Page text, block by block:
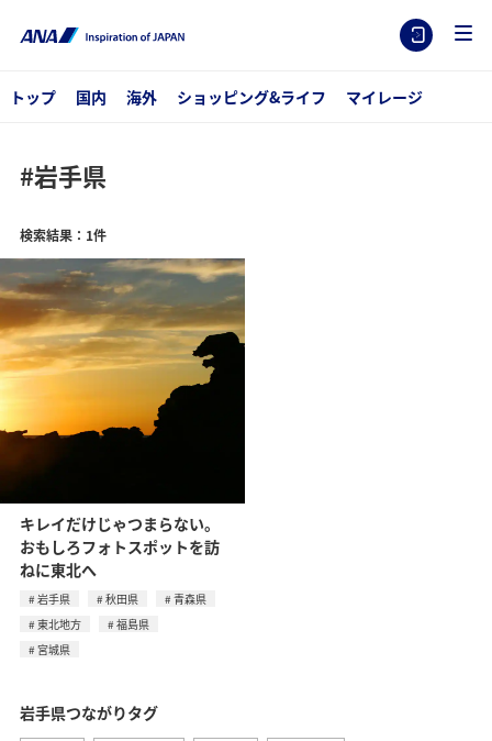
トップ 国内 海外 ショッピング&ライフ マイレージ
#岩手県
検索結果：1件
キレイだけじゃつまらない。
おもしろフォトスポットを訪
ねに東北へ
岩手県 秋田県
青森県
東北地方
福島県
宮城県
岩手県つながりタグ